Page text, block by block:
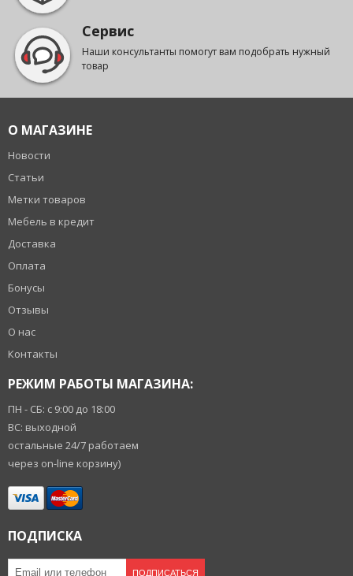
Сервис
Наши консультанты помогут вам подобрать нужный
товар
О МАГАЗИНЕ
Новости
Статьи
Метки товаров
Мебель в кредит
Доставка
Оплата
Бонусы
Отзывы
О нас
Контакты
РЕЖИМ РАБОТЫ МАГАЗИНА:
ПН - СБ: с 9:00 до 18:00
ВС: выходной
остальные 24/7 работаем
через on-line корзину)
ПОДПИСКА
ПОДПИСАТЬСЯ